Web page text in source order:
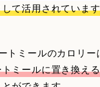
て活用されています
トミールのカロリー
ミールに置き換え